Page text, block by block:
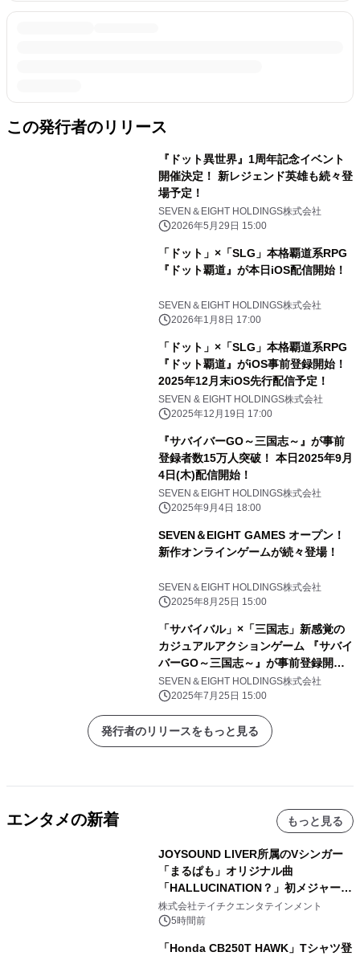
この発行者のリリース
『ドット異世界』1周年記念イベント
開催決定！ 新レジェンド英雄も続々登
場予定！
SEVEN＆EIGHT HOLDINGS株式会社
2026年5月29日 15:00
「ドット」×「SLG」本格覇道系RPG
『ドット覇道』が本日iOS配信開始！
SEVEN＆EIGHT HOLDINGS株式会社
2026年1月8日 17:00
「ドット」×「SLG」本格覇道系RPG
『ドット覇道』がiOS事前登録開始！
2025年12月末iOS先行配信予定！
SEVEN & EIGHT HOLDINGS株式会社
2025年12月19日 17:00
『サバイバーGO～三国志～』が事前
登録者数15万人突破！ 本日2025年9月
4日(木)配信開始！
SEVEN＆EIGHT HOLDINGS株式会社
2025年9月4日 18:00
SEVEN＆EIGHT GAMES オープン！
新作オンラインゲームが続々登場！
SEVEN＆EIGHT HOLDINGS株式会社
2025年8月25日 15:00
「サバイバル」×「三国志」新感覚の
カジュアルアクションゲーム 『サバイ
バーGO～三国志～』が事前登録開
始！
SEVEN＆EIGHT HOLDINGS株式会社
2025年7月25日 15:00
発行者のリリースをもっと見る
エンタメの新着 もっと見る
JOYSOUND LIVER所属のVシンガー
「まるぱも」オリジナル曲
「HALLUCINATION？」初メジャー配
信リリース決定！
株式会社テイチクエンタテインメント
5時間前
「Honda CB250T HAWK」Tシャツ登